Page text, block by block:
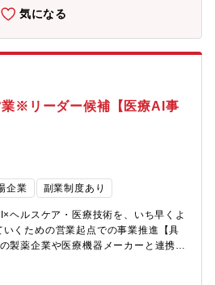
くは病院市場黒字化に向けた戦略・戦
ただきます。
気になる
業※リーダー候補【医療AI事
企業 副業制度あり
ヘルスケア・医療技術を、いち早くよ
くための営業起点での事業推進【具
製薬企業や医療機器メーカーと連携
に基づき、業界の第一人者であるオピ